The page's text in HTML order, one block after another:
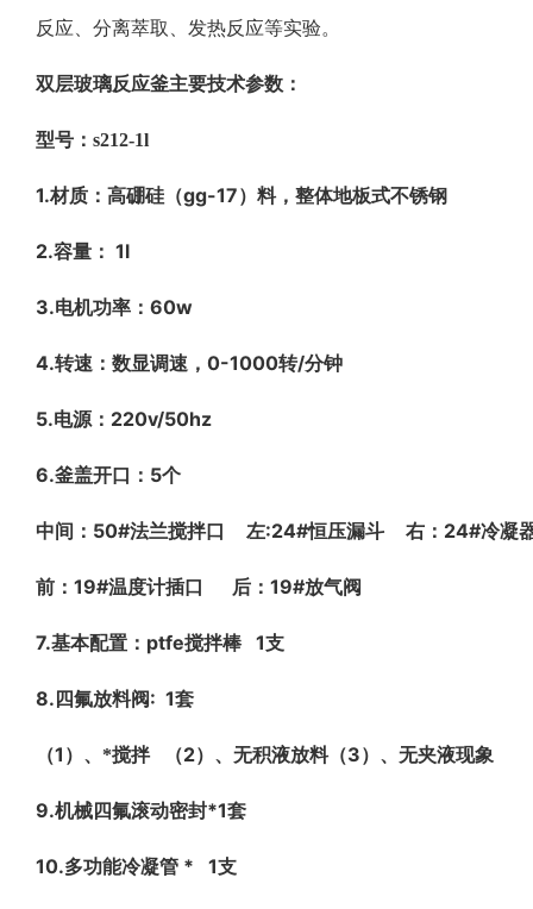
反应、分离萃取、发热反应等实验。
双层玻璃反应釜主要技术参数：
型号：s212-1l
1.材质：高硼硅（gg-17）料，整体地板式不锈钢
2.容量： 1l
3.电机功率： 60w
4.转速：数显调速， 0-1000转/分钟
5.电源： 220v/50hz
6.釜盖开口： 5个
中间： 50#法兰搅拌口 左:24#恒压漏斗 右： 24#冷凝
前： 19#温度计插口 后： 19#放气阀
7.基本配置： ptfe搅拌棒 1支
8. 四氟放料阀: 1套
（1 ）、*搅拌 （2）、无积液放料（3）、无夹液现象
9.机械四氟滚动密封*1套
10.多功能冷凝管 * 1支